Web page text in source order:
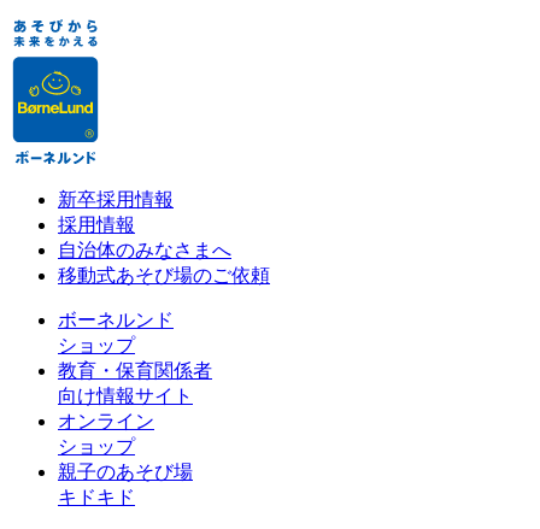
新卒採用情報
採用情報
自治体のみなさまへ
移動式あそび場のご依頼
ボーネルンド
ショップ
教育・保育関係者
向け情報サイト
オンライン
ショップ
親子のあそび場
キドキド